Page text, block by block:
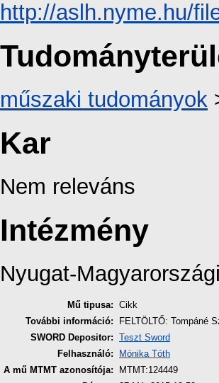
http://aslh.nyme.hu/
műszaki tudományok
Kar
Nem releváns
Intézmény
Nyugat-
Mű tipusa: Cikk
További információ:
FELTÖLTŐ: Tompáné
SWORD Depositor: Teszt Sword
Felhasználó:
Mónika Tóth
A mű MTMT azonosítója:
MTMT:124449